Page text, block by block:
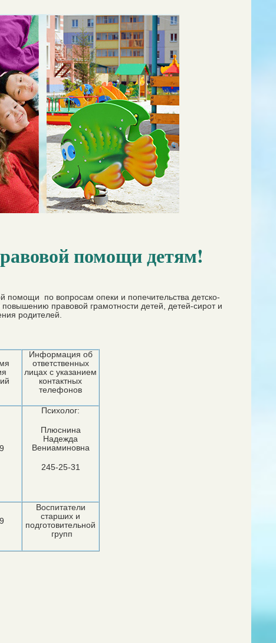
помощи детям!
по вопросам опеки и попечительства детско-
правовой грамотности детей, детей-сирот и
родителей.
Информация об
ответственных
лицах с указанием
контактных
телефонов
Психолог:
Плюснина
Надежда
Вениаминовна
245-25-31
Воспитатели
старших и
подготовительной
групп